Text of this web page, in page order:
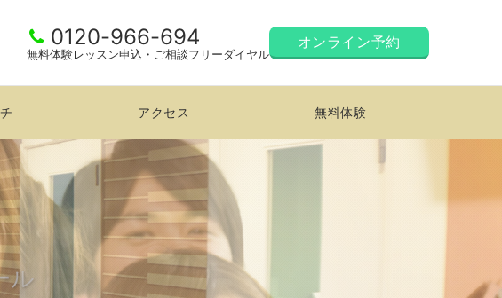
0120-966-694
無料体験レッスン申込・ご相談フリーダイヤル
オンライン予約
アクセス 無料体験
ル